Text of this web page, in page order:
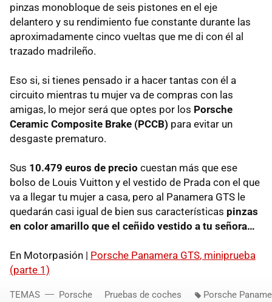
pinzas monobloque de seis pistones en el eje
delantero y su rendimiento fue constante durante las
aproximadamente cinco vueltas que me di con él al
trazado madrileño.
Eso si, si tienes pensado ir a hacer tantas con él a
circuito mientras tu mujer va de compras con las
amigas, lo mejor será que optes por los Porsche
Ceramic Composite Brake (PCCB) para evitar un
desgaste prematuro.
Sus 10.479 euros de precio cuestan más que ese
bolso de Louis Vuitton y el vestido de Prada con el que
va a llegar tu mujer a casa, pero al Panamera GTS le
quedarán casi igual de bien sus características pinzas
en color amarillo que el ceñido vestido a tu señora…
En Motorpasión | Porsche Panamera GTS, miniprueba
(parte 1)
TEMAS Porsche Pruebas de coches Porsche